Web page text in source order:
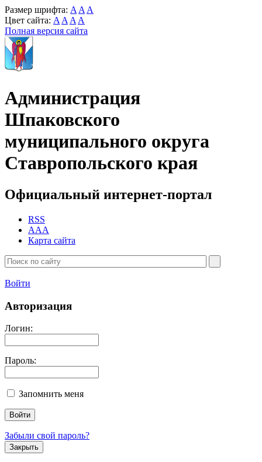
Размер шрифта: A A A
Цвет сайта: A A A A
Полная версия сайта
Администрация
Шпаковского
муниципального округа
Ставропольского края
Официальный интернет-портал
RSS
AAA
Карта сайта
Войти
Авторизация
Логин:
Пароль:
Запомнить меня
Забыли свой пароль?
Закрыть